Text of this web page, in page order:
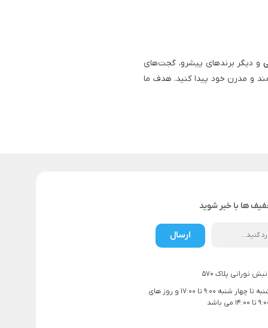
و دیگر برندهای پیشرو، گجت‌های
و مدرن خود پیدا کنید. هدف ما
ها با خبر شوید
ارسال
نورانی پلاک 570
ساعت کاری شنبه تا چهار شنبه 9:00 تا 17:00 و روز های